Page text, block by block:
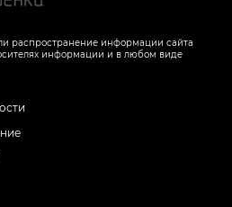
распространение информации сайта
информации и в любом виде